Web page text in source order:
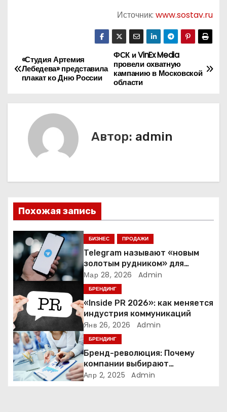
Источник:www.sostav.ru
Н
а
в
ц
и
я
п
о
з
а
п
и
с
ФСК и VinEx Media
провели охватную
кампанию в Московской
области
«Студия Артемия
Лебедева» представила
плакат ко Дню России
Автор: admin
Похожая запись
БИЗНЕС ПРОДАЖИ
Telegram называют «новым
золотым рудником» для
креаторов: как блогеры
создают онлайн-бизнес
Мар 28, 2026 Admin
БРЕНДИНГ
«Inside PR 2026»: как меняется
индустрия коммуникаций
Янв 26, 2026 Admin
БРЕНДИНГ
Бренд-революция: Почему
компании выбирают
адаптивные логотипы?
Апр 2, 2025 Admin